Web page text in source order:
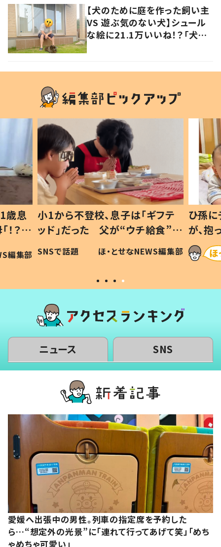
【犬のために庭を作った飼い主
VS 遊ぶ気のない犬】シュール
な絵に21.1万いいね！？「犬の
歳息
？」
編集部
小1から不登校、息子は「ギフテ
ッド」だった 父が“ウチ給食”を
作り続ける理由とは #令和の親
#令和の子
SNSで話題 ほ・とせなNEWS編集部
ひ孫
が、
「涙が
い」
ニュース SNS
愛媛へ出張中の男性。列車の指定席を予約した
ら…“想定外の光景”に「連れて行ってあげて笑」「めち
ゃめちゃ可愛い」